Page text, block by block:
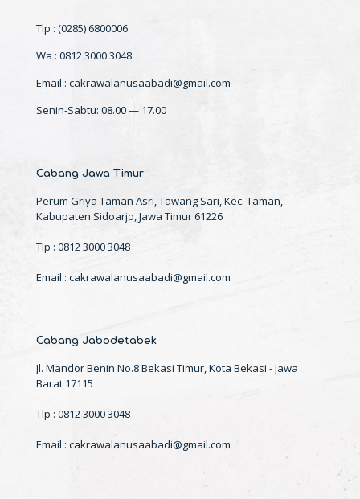
Tlp : (0285) 6800006
Wa : 0812 3000 3048
Email : cakrawalanusaabadi@gmail.com
Senin-Sabtu: 08.00 — 17.00
Cabang Jawa Timur
Perum Griya Taman Asri, Tawang Sari, Kec. Taman,
Kabupaten Sidoarjo, Jawa Timur 61226
Tlp : 0812 3000 3048
Email : cakrawalanusaabadi@gmail.com
Cabang Jabodetabek
Jl. Mandor Benin No.8 Bekasi Timur, Kota Bekasi - Jawa
Barat 17115
Tlp : 0812 3000 3048
Email : cakrawalanusaabadi@gmail.com